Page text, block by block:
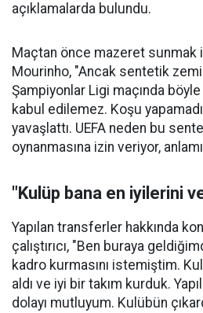
açıklamalarda bulundu.
Maçtan önce mazeret
Mourinho, "Ancak sentetik
Şampiyonlar Ligi maçında
kabul edilemez. Koşu
yavaşlattı. UEFA neden bu
oynanmasına izin veriyor,
"Kulüp bana en iyilerini
Yapılan transferler hakkında
çalıştırıcı, "Ben buraya
kadro kurmasını istemiştim.
aldı ve iyi bir takım kurduk.
dolayı mutluyum. Kulübün